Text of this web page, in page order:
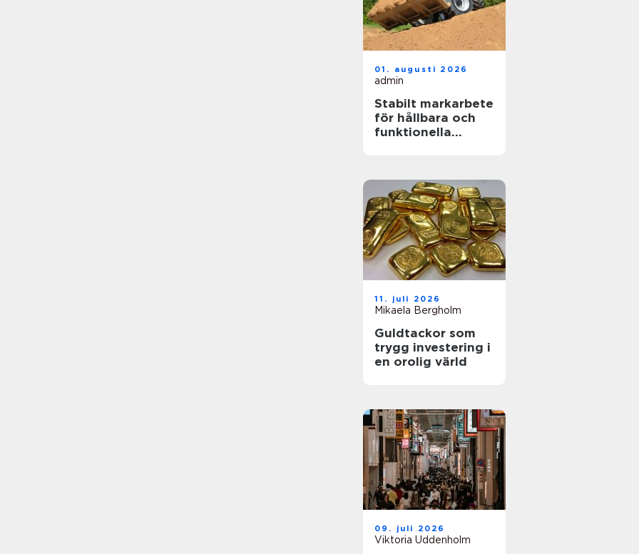
01. augusti 2026
admin
Stabilt markarbete
för hållbara och
funktionella
11. juli 2026
Mikaela Bergholm
Guldtackor som
trygg investering i
en orolig värld
09. juli 2026
Viktoria Uddenholm